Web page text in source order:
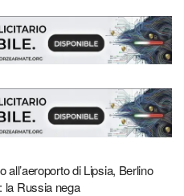
all’aeroporto di Lipsia, Berlino
Russia nega